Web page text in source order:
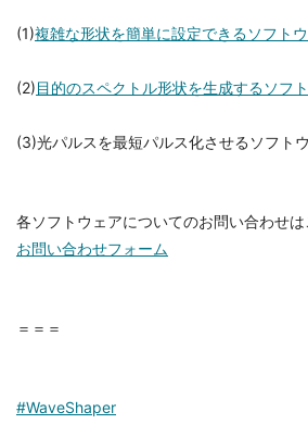
(1)複雑な形状を簡単に設定できるソフト
(2)目的のスペクトル形状を生成するソフ
(3)光パルスを最短パルス化させるソフ
各ソフトウェアについてのお問い合わせ
お問い合わせフォーム
＝＝＝
#WaveShaper